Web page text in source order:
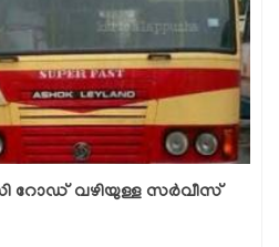
റോഡ് വഴിയുള്ള സർവീസ്